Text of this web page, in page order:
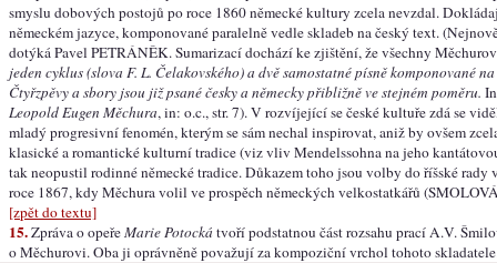
smyslu dobových postojů po roce 1860 německé kultury zcela nevzdal.
německém jazyce, komponované paralelně vedle skladeb na český text.
dotýká Pavel PETRÁNĚK. Sumarizací dochází ke zjištění, že všechny
jeden cyklus (slova F. L. Čelakovského) a dvě samostatné písně komponované
Čtyřzpěvy a sbory jsou již psané česky a německy přibližně ve stejném poměru.
Leopold Eugen Měchura, in: o.c., str. 7). V rozvíjející se české kultuře zdá se
mladý progresivní fenomén, kterým se sám nechal inspirovat, aniž by ovšem
klasické a romantické kulturní tradice (viz vliv Mendelssohna na jeho
tak neopustil rodinné německé tradice. Důkazem toho jsou volby do říšské
roce 1867, kdy Měchura volil ve prospěch německých velkostatkářů
[zpět do textu]
15.Zpráva o opeřeMarie Potocká tvoří podstatnou část rozsahu prací A.V.
o Měchurovi. Oba ji oprávněně považují za kompoziční vrchol tohoto